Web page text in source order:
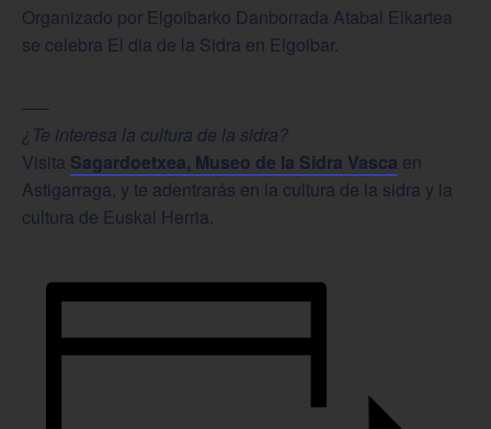
Organizado por Elgoibarko Danborrada Atabal Elkartea
se celebra El dia de la Sidra en Elgoibar.
—–
¿Te interesa la cultura de la sidra?
Visita Sagardoetxea, Museo de la Sidra Vasca en
Astigarraga, y te adentrarás en la cultura de la sidra y la
cultura de Euskal Herria.